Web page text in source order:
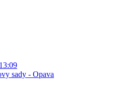
sady - Opava